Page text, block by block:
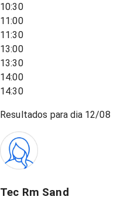
10:30
11:00
11:30
13:00
13:30
14:00
14:30
Resultados para dia 12/08
Tec Rm Sand